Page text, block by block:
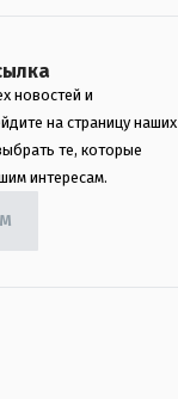
новостей и
на страницу наших
те, которые
интересам.